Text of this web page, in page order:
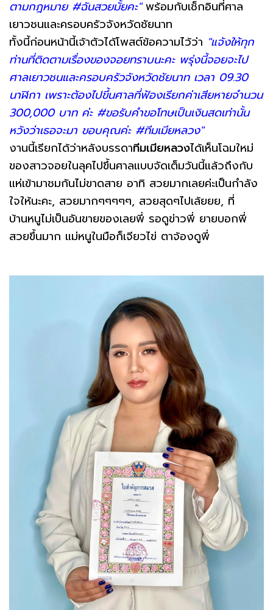
ตามกฎหมาย #ฉันสวยมั้ยคะ"พร้อมกับเช็กอินที่ศาล
เยาวชนและครอบครัวจังหวัดชัยนาท
ทั้งนี้ก่อนหน้านี้เจ้าตัวได้โพสต์ข้อความไว้ว่า "แจ้งให้ทุก
ท่านที่ติดตามเรื่องของจอยทราบนะคะ พรุ่งนี้จอยจะไป
ศาลเยาวชนและครอบครัวจังหวัดชัยนาท เวลา 09.30
นาฬิกา เพราะต้องไปขึ้นศาลที่ฟ้องเรียกค่าเสียหายจำนวน
300,000 บาท ค่ะ #ขอรับคำขอโทษเป็นเงินสดเท่านั้น
หวังว่าเธอจะมา ขอบคุณค่ะ #ทีมเมียหลวง"
งานนี้เรียกได้ว่าหลังบรรดาทีมเมียหลวงได้เห็นโฉมใหม่
ของสาวจอยในลุคไปขึ้นศาลแบบจัดเต็มวันนี้แล้วถึงกับ
แห่เข้ามาชมกันไม่ขาดสาย อาทิ สวยมากเลยค่ะเป็นกำลัง
ใจให้นะคะ, สวยมากๆๆๆๆๆ, สวยสุดๆไปเล้ยยย, ที่
บ้านหนูไม่เป็นอันขายของเลยพี่ รอดูข่าวพี่ ยายบอกพี่
สวยขึ้นมาก แม่หนูในมือก็เจียวไข่ ตาจ้องดูพี่